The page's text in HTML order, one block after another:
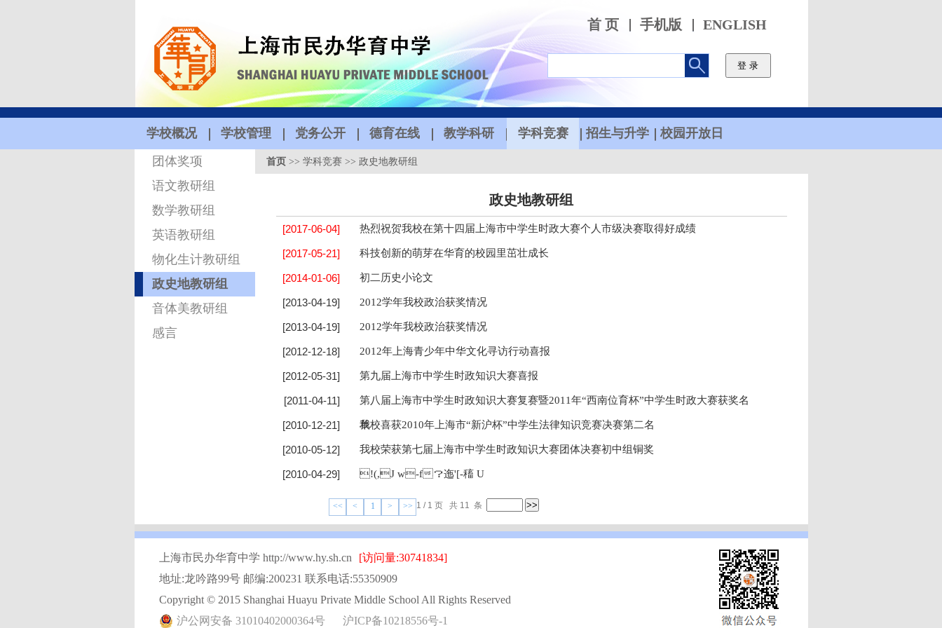
首 页 手机版 ENGLISH
学校概况 学校管理 党务公开 德育在线 教学科研 学科竞赛 招生与升学
校园开放日
团体奖项
语文教研组
数学教研组
英语教研组
物化生计教研组
政史地教研组
音体美教研组
感言
首页 >>学科竞赛 >>政史地教研组
政史地教研组
热烈祝贺我校在第十四届上海市中学生时政大赛个人市级决赛取得好成绩
[2017-06-04]
科技创新的萌芽在华育的校园里茁壮成长
[2017-05-21]
初二历史小论文
[2014-01-06]
2012学年我校政治获奖情况
[2013-04-19]
2012学年我校政治获奖情况
[2013-04-19]
2012年上海青少年中华文化寻访行动喜报
[2012-12-18]
第九届上海市中学生时政知识大赛喜报
[2012-05-31]
第八届上海市中学生时政知识大赛复赛暨2011年“西南位育杯”中学生时政大赛获奖名
单
[2011-04-11]
我校喜获2010年上海市“新沪杯”中学生法律知识竞赛决赛第二名
[2010-12-21]
我校荣获第七届上海市中学生时政知识大赛团体决赛初中组铜奖
[2010-05-12]
!(,J w-f？迤'[-稸 U
[2010-04-29]
<< < 1 > >> 1 / 1 页 共 11 条
上海市民办华育中学 http://www.hy.sh.cn
[访问量:30741834]
地址:龙吟路99号 邮编:200231 联系电话:55350909
Copyright © 2015 Shanghai Huayu Private Middle School All Rights Reserved
沪公网安备 31010402000364号
沪ICP备10218556号-1